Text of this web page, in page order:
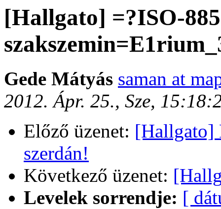
[Hallgato] =?ISO-
Gede Mátyás saman at
2012. Ápr. 25., Sze,
Előző üzenet: [Hallgato]
szerdán!
Következő üzenet:
Levelek sorrendje: [